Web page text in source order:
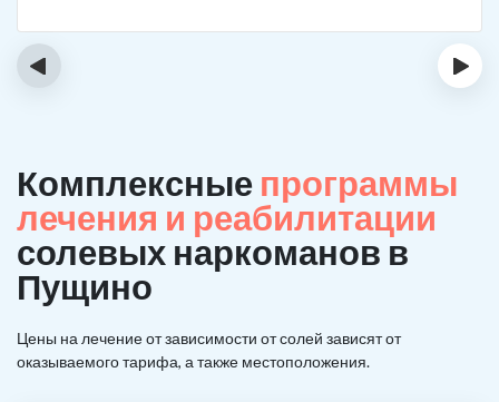
‹ ›
Комплексные программы
лечения и реабилитации
солевых наркоманов в
Пущино
Цены на лечение от зависимости от солей зависят от
оказываемого тарифа, а также местоположения.